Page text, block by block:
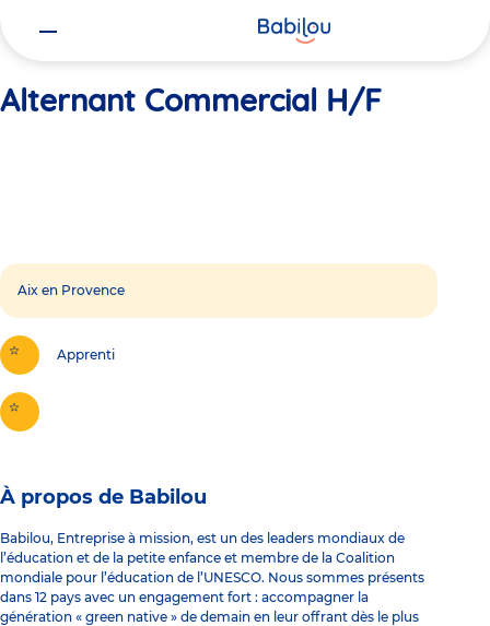
Alternant Commercial H/F
Aix en Provence
Apprenti
À propos de Babilou
Babilou, Entreprise à mission, est un des leaders mondiaux de
l’éducation et de la petite enfance et membre de la Coalition
mondiale pour l’éducation de l’UNESCO. Nous sommes présents
dans 12 pays avec un engagement fort : accompagner la
génération « green native » de demain en leur offrant dès le plus